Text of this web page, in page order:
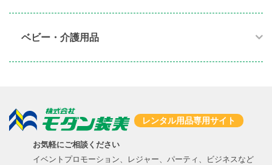
ベビー・介護用品​
レンタル用品専用サイト
お気軽にご相談ください
イベントプロモーション、レジャー、パーティ、ビジネスなど